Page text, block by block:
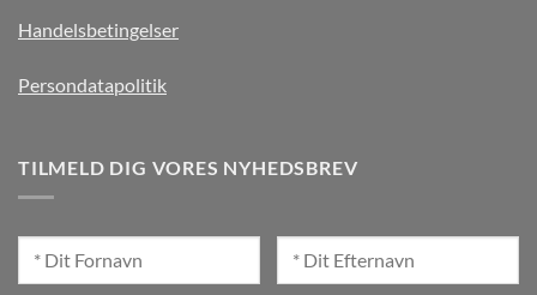
Handelsbetingelser
Persondatapolitik
TILMELD DIG VORES NYHEDSBREV